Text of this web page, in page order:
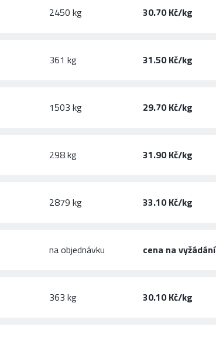
2450 kg 30.70 Kč/kg
361 kg 31.50 Kč/kg
1503 kg 29.70 Kč/kg
298 kg 31.90 Kč/kg
2879 kg 33.10 Kč/kg
na objednávku cena na vyžádání
363 kg 30.10 Kč/kg